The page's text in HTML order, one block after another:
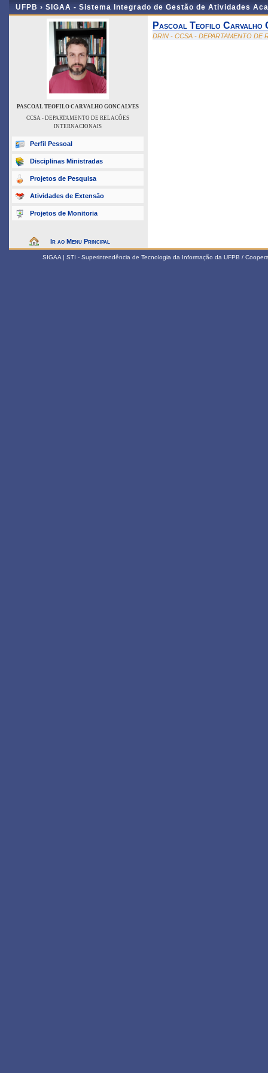
UFPB › SIGAA - Sistema Integrado de Gestão de Atividades
PASCOAL TEOFILO CARVALHO GONCALVES
CCSA - DEPARTAMENTO DE RELACÕES
INTERNACIONAIS
Perfil Pessoal
Disciplinas Ministradas
Projetos de Pesquisa
Atividades de Extensão
Projetos de Monitoria
Ir ao Menu Principal
Pascoal Teofilo Carvalho
DRIN - CCSA - DEPARTAMENTO DE
SIGAA | STI - Superintendência de Tecnologia da Informação da UFPB /